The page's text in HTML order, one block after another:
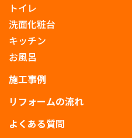
トイレ
洗面化粧台
キッチン
お風呂
施工事例
リフォームの流れ
よくある質問